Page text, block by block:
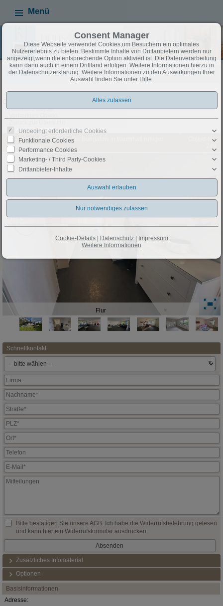
Menü
Immobilien Häuser Exposé
Nächstes Objekt
Wunstorf: ***Modernisierter Bungalow in traumhaft ruhiger
Waldrandlage***
Objekt-Nr.:
Flur
Schnellkontakt
Bitte bestätigen Sie unsereAGB. Ich habe dieWiderrufsbelehrung gelesen
und kann hier ein Widerrufsformular ausdrucken.
Zusätzliches Infomaterial
Optionen
Basisinformationen
Adresse:
Consent Manager
Diese Webseite verwendet Cookies,um Besuchern ein optimales
Nutzererlebnis zu bieten. Bestimmte Inhalte von Drittanbietern werden nur
angezeigt,wenn die entsprechende Option aktiviert ist. Die Datenverarbeitung
kann dann auch in einem Drittland erfolgen. Weitere Informationen hierzu in
der Datenschutzerklärung. Weitere Informationen zu den Auswirkungen Ihrer
Auswahl finden Sie unter Hilfe
Unbedingt erforderliche Cookies
Funktionale Cookies
Performance Cookies
Marketing- / Third Party-Cookies
Drittanbieter-Inhalte
Cookie-Details| Datenschutz| Impressum
Weitere Informationen